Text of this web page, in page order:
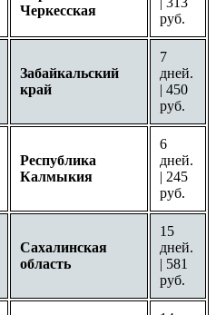
Черкесская
руб.
Забайкальский
край
7
дней.
| 450
руб.
Республика
Калмыкия
6
дней.
| 245
руб.
Сахалинская
область
15
дней.
| 581
руб.